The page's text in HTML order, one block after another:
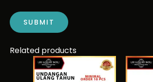
Related products
This
product